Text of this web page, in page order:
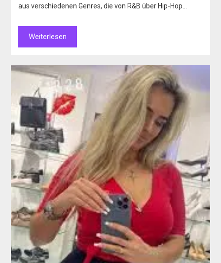
aus verschiedenen Genres, die von R&B über Hip-Hop…
Weiterlesen